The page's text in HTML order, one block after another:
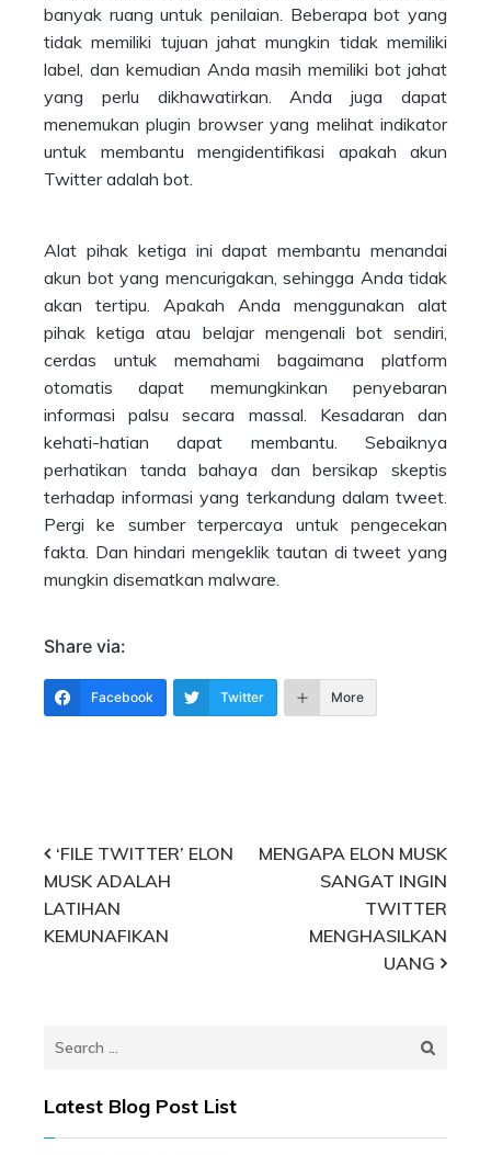
banyak ruang untuk penilaian. Beberapa bot yang
tidak memiliki tujuan jahat mungkin tidak memiliki
label, dan kemudian Anda masih memiliki bot jahat
yang perlu dikhawatirkan. Anda juga dapat
menemukan plugin browser yang melihat indikator
untuk membantu mengidentifikasi apakah akun
Twitter adalah bot.
Alat pihak ketiga ini dapat membantu menandai
akun bot yang mencurigakan, sehingga Anda tidak
akan tertipu. Apakah Anda menggunakan alat
pihak ketiga atau belajar mengenali bot sendiri,
cerdas untuk memahami bagaimana platform
otomatis dapat memungkinkan penyebaran
informasi palsu secara massal. Kesadaran dan
kehati-hatian dapat membantu. Sebaiknya
perhatikan tanda bahaya dan bersikap skeptis
terhadap informasi yang terkandung dalam tweet.
Pergi ke sumber terpercaya untuk pengecekan
fakta. Dan hindari mengeklik tautan di tweet yang
mungkin disematkan malware.
Share via:
Facebook Twitter More
Post
navigation
‘FILE TWITTER’ ELON
MUSK ADALAH
LATIHAN
KEMUNAFIKAN
MENGAPA ELON MUSK
SANGAT INGIN
TWITTER
MENGHASILKAN
UANG
Search
Latest Blog Post List